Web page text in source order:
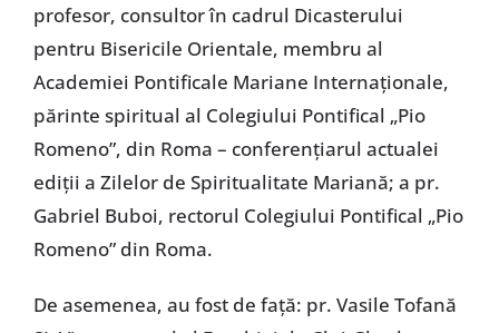
profesor, consultor în cadrul Dicasterului
pentru Bisericile Orientale, membru al
Academiei Pontificale Mariane Internaționale,
părinte spiritual al Colegiului Pontifical „Pio
Romeno”, din Roma – conferențiarul actualei
ediții a Zilelor de Spiritualitate Mariană; a pr.
Gabriel Buboi, rectorul Colegiului Pontifical „Pio
Romeno” din Roma.
De asemenea, au fost de față: pr. Vasile Tofană